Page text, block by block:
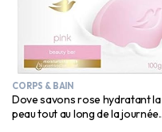
CORPS & BAIN
Dove savons rose hydratant la
peau tout au long de la journée